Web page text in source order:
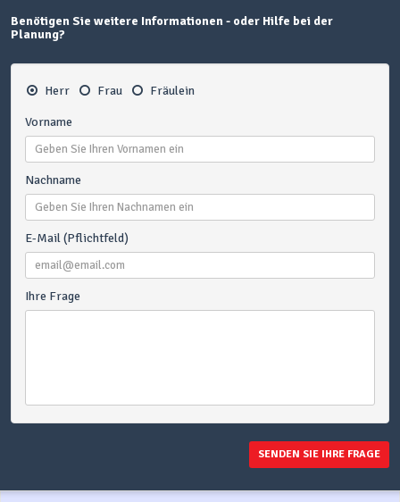
Benötigen Sie weitere Informationen - oder Hilfe bei der
Planung?
Herr Frau Fräulein
Vorname
Nachname
E-Mail (Pflichtfeld)
Ihre Frage
SENDEN SIE IHRE FRAGE